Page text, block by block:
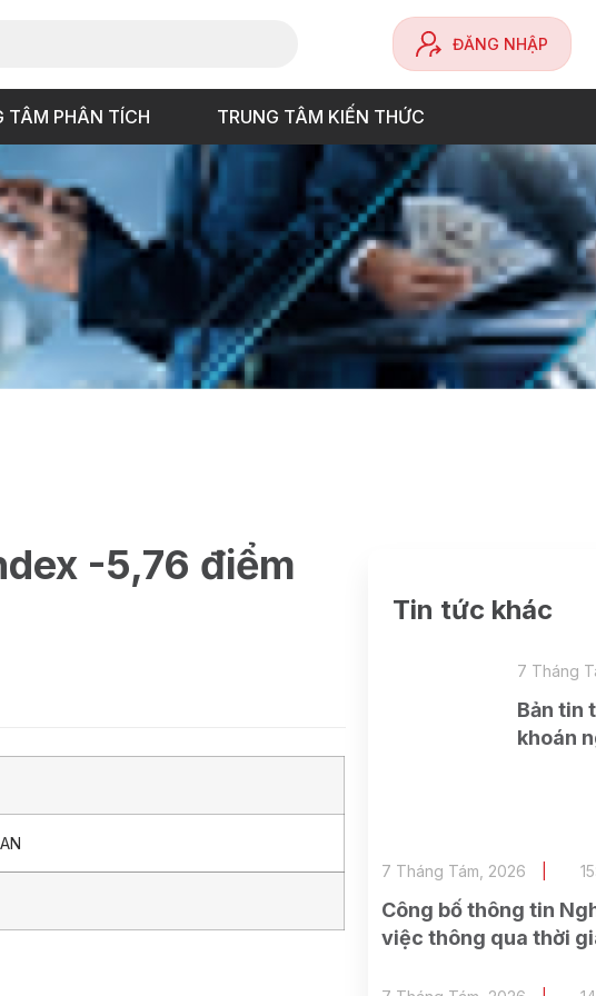
ĐĂNG NHẬP
TÂM PHÂN TÍCH TRUNG TÂM KIẾN THỨC
-5,76 điểm
Tin tức khác
Bản tin
khoán
7 Tháng
Công bố thông tin
việc thông qua thời
7 Tháng Tám, 2026